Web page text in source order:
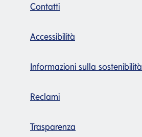
Contatti
Accessibilità
Informazioni sulla sostenibilità
Reclami
Trasparenza